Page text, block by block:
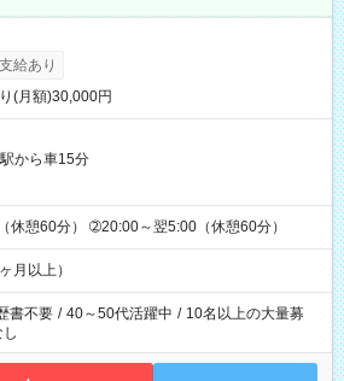
給あり
(月額)30,000円
から車15分
休憩60分） ➁20:00～翌5:00（休憩60分）
月以上）
書不要 / 40～50代活躍中 / 10名以上の大量募